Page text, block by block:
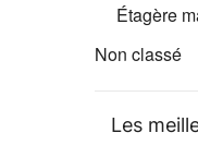
Étagère
Non classé
Les